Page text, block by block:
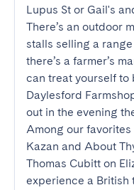
Lupus St or Gail's
There’s an outdoor
stalls selling a
there’s a farmer’s
can treat yourself to
Daylesford
out in the evening
Among our
Kazan and About
Thomas Cubitt on
experience a British